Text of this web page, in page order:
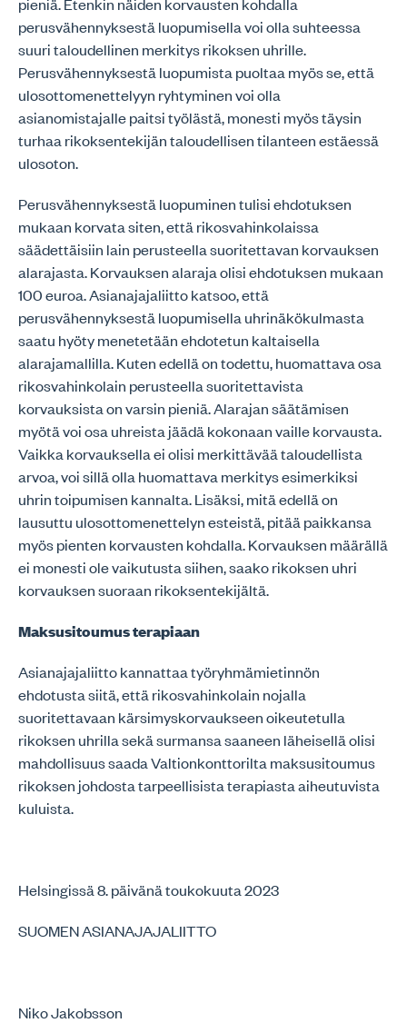
perusvähennyksestä luopumisella voi olla suhteessa
suuri taloudellinen merkitys rikoksen uhrille.
Perusvähennyksestä luopumista puoltaa myös se, että
ulosottomenettelyyn ryhtyminen voi olla
asianomistajalle paitsi työlästä, monesti myös täysin
turhaa rikoksentekijän taloudellisen tilanteen estäessä
ulosoton.
Perusvähennyksestä luopuminen tulisi ehdotuksen
mukaan korvata siten, että rikosvahinkolaissa
säädettäisiin lain perusteella suoritettavan korvauksen
alarajasta. Korvauksen alaraja olisi ehdotuksen mukaan
100 euroa. Asianajajaliitto katsoo, että
perusvähennyksestä luopumisella uhrinäkökulmasta
saatu hyöty menetetään ehdotetun kaltaisella
alarajamallilla. Kuten edellä on todettu, huomattava osa
rikosvahinkolain perusteella suoritettavista
korvauksista on varsin pieniä. Alarajan säätämisen
myötä voi osa uhreista jäädä kokonaan vaille korvausta.
Vaikka korvauksella ei olisi merkittävää taloudellista
arvoa, voi sillä olla huomattava merkitys esimerkiksi
uhrin toipumisen kannalta. Lisäksi, mitä edellä on
lausuttu ulosottomenettelyn esteistä, pitää paikkansa
myös pienten korvausten kohdalla. Korvauksen määrällä
ei monesti ole vaikutusta siihen, saako rikoksen uhri
korvauksen suoraan rikoksentekijältä.
Maksusitoumus terapiaan
Asianajajaliitto kannattaa työryhmämietinnön
ehdotusta siitä, että rikosvahinkolain nojalla
suoritettavaan kärsimyskorvaukseen oikeutetulla
rikoksen uhrilla sekä surmansa saaneen läheisellä olisi
mahdollisuus saada Valtionkonttorilta maksusitoumus
rikoksen johdosta tarpeellisista terapiasta aiheutuvista
kuluista.
Helsingissä 8. päivänä toukokuuta 2023
SUOMEN ASIANAJAJALIITTO
Niko Jakobsson